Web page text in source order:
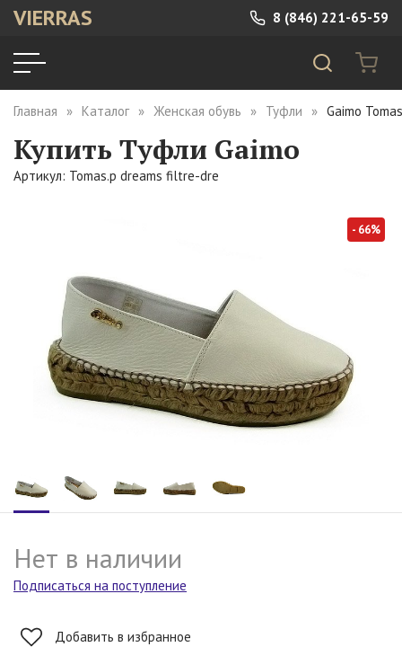
VIERRAS 8 (846) 221-65-59
Главная Каталог Женская обувь Туфли Gaimo
Купить Туфли Gaimo
Артикул: Tomas.p dreams filtre-dre
- 66%
Нет в наличии
Подписаться на поступление
Добавить в избранное